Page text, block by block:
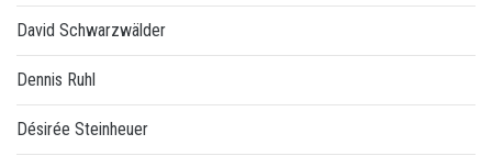
David Schwarzwälder
Dennis Ruhl
Désirée Steinheuer